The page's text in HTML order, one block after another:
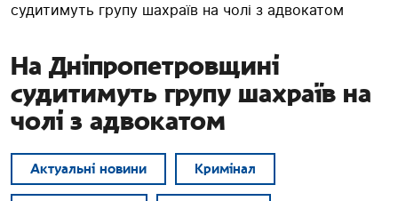
судитимуть групу шахраїв на чолі з адвокатом
На Дніпропетровщині
судитимуть групу шахраїв на
чолі з адвокатом
Актуальні новини Кримінал